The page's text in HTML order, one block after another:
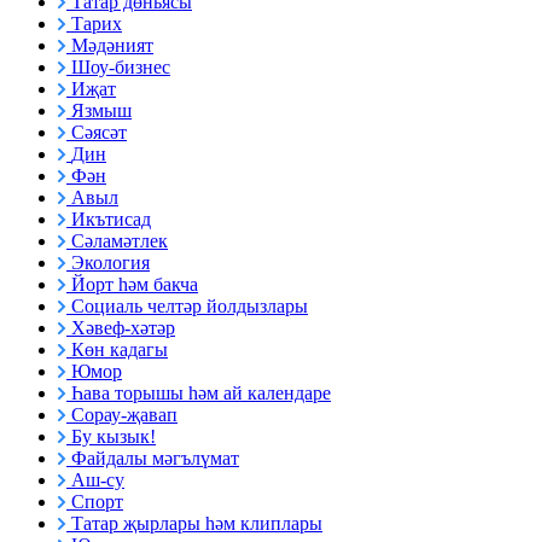
Тарих
Мәдәният
Шоу-бизнес
Иҗат
Язмыш
Сәясәт
Дин
Фән
Авыл
Икътисад
Сәламәтлек
Экология
Йорт һәм бакча
Социаль челтәр йолдызлары
Хәвеф-хәтәр
Көн кадагы
Юмор
Һава торышы һәм ай календаре
Сорау-җавап
Бу кызык!
Файдалы мәгълүмат
Аш-су
Спорт
Татар җырлары һәм клиплары